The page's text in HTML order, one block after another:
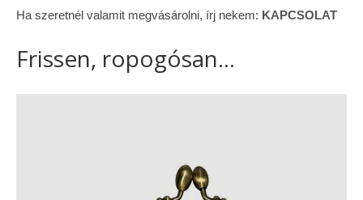
Ha szeretnél valamit megvásárolni, írj nekem: KAPCSOLAT
Frissen, ropogósan...